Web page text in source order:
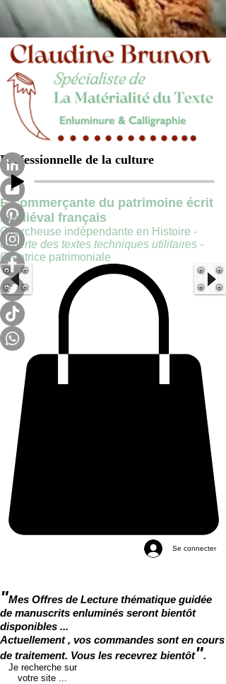
Professionnelle de la culture
E-commerçante du patrimoine écrit
médiéval français
Chercheuse indépendante en Histoire -
experte des textes techniques utilitaires -
Créatrice patrimoniale
Se connecter
"Mes Offres de Lecture thématique guidée
de manuscrits enluminés seront bientôt
disponibles ...
Actuellement , vos commandes sont en cours
de traitement. Vous les recevrez bientôt".
Je recherche sur
votre site ...